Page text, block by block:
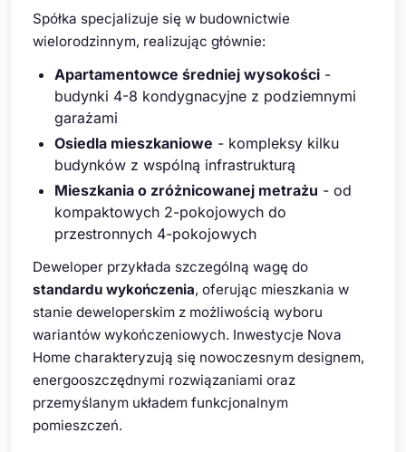
Spółka specjalizuje się w budownictwie
wielorodzinnym, realizując głównie:
Apartamentowce średniej wysokości -
budynki 4-8 kondygnacyjne z podziemnymi
garażami
Osiedla mieszkaniowe - kompleksy kilku
budynków z wspólną infrastrukturą
Mieszkania o zróżnicowanej metrażu - od
kompaktowych 2-pokojowych do
przestronnych 4-pokojowych
Deweloper przykłada szczególną wagę do
standardu wykończenia, oferując mieszkania w
stanie deweloperskim z możliwością wyboru
wariantów wykończeniowych. Inwestycje Nova
Home charakteryzują się nowoczesnym designem,
energooszczędnymi rozwiązaniami oraz
przemyślanym układem funkcjonalnym
pomieszczeń.